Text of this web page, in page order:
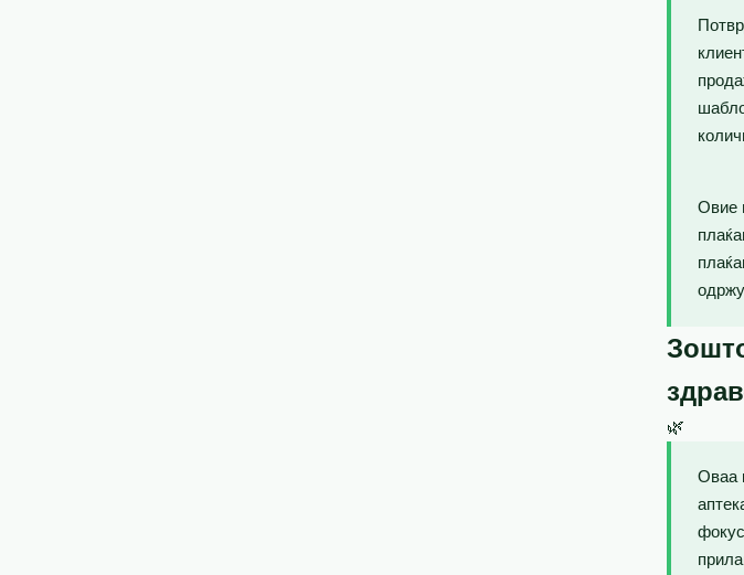
Овие
🌿
Оваа